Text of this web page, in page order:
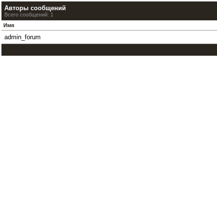
Авторы сообщений
Всего сообщений: 1
Имя
admin_forum